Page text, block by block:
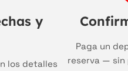
y
los detalles
Paga un
reserva — sin